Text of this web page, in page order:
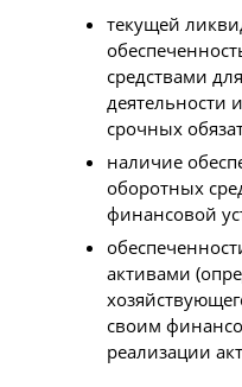
текущей
средствами
деятельности
срочных
наличие
оборотных
финансовой
активами
своим
реализации